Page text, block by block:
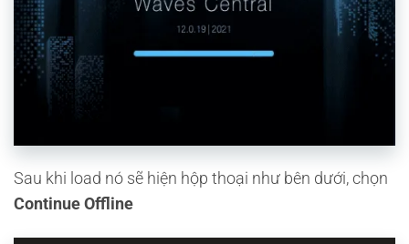
Sau khi load nó sẽ hiện hộp thoại như bên dưới, chọn
Continue Offline